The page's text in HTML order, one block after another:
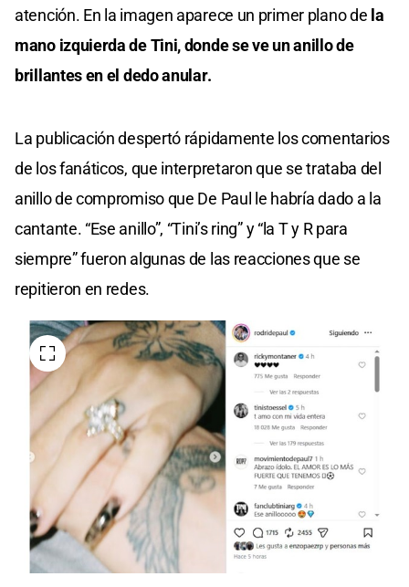
atención. En la imagen aparece un primer plano de la
mano izquierda de Tini, donde se ve un anillo de
brillantes en el dedo anular.
La publicación despertó rápidamente los comentarios
de los fanáticos, que interpretaron que se trataba del
anillo de compromiso que De Paul le habría dado a la
cantante. “Ese anillo”, “Tini’s ring” y “la T y R para
siempre” fueron algunas de las reacciones que se
repitieron en redes.